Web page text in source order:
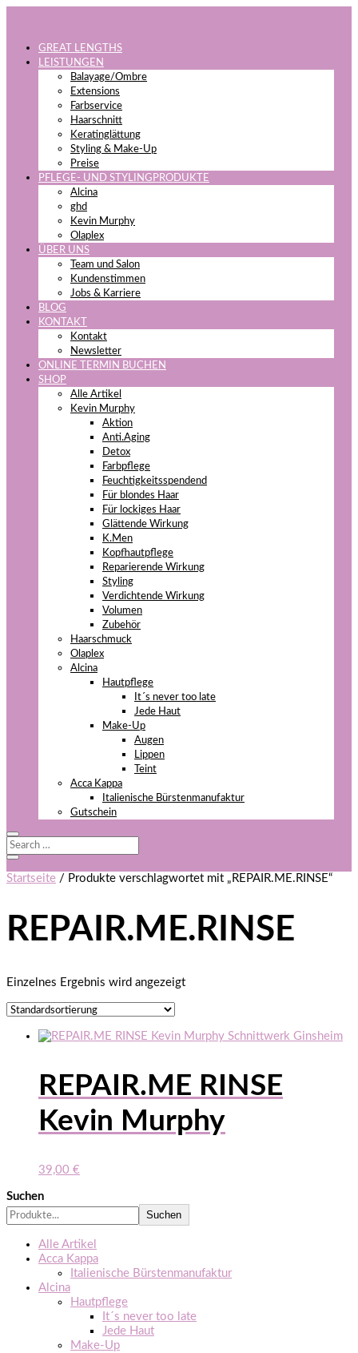
GREAT LENGTHS
LEISTUNGEN
Balayage/Ombre
Extensions
Farbservice
Haarschnitt
Keratinglättung
Styling & Make-Up
Preise
PFLEGE- UND STYLINGPRODUKTE
Alcina
ghd
Kevin Murphy
Olaplex
ÜBER UNS
Team und Salon
Kundenstimmen
Jobs & Karriere
BLOG
KONTAKT
Kontakt
Newsletter
ONLINE TERMIN BUCHEN
SHOP
Alle Artikel
Kevin Murphy
Aktion
Anti.Aging
Detox
Farbpflege
Feuchtigkeitsspendend
Für blondes Haar
Für lockiges Haar
Glättende Wirkung
K.Men
Kopfhautpflege
Reparierende Wirkung
Styling
Verdichtende Wirkung
Volumen
Zubehör
Haarschmuck
Olaplex
Alcina
Hautpflege
It´s never too late
Jede Haut
Make-Up
Augen
Lippen
Teint
Acca Kappa
Italienische Bürstenmanufaktur
Gutschein
Startseite / Produkte verschlagwortet mit „REPAIR.ME.RINSE“
REPAIR.ME.RINSE
Einzelnes Ergebnis wird angezeigt
REPAIR.ME RINSE
Kevin Murphy
39,00 €
Suchen
Suchen
Alle Artikel
Acca Kappa
Italienische Bürstenmanufaktur
Alcina
Hautpflege
It´s never too late
Jede Haut
Make-Up